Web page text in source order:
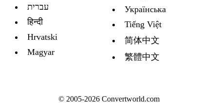
עברית
हिन्दी
Hrvatski
Magyar
Украïнська
Tiếng Việt
简体中文
繁體中文
© 2005-2026 Convertworld.com